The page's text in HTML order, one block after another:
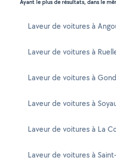
Ayant le plus de résultats, dans le
Laveur de voitures à
Laveur de voitures à
Laveur de voitures à
Laveur de voitures à
Laveur de voitures à La
Laveur de voitures à